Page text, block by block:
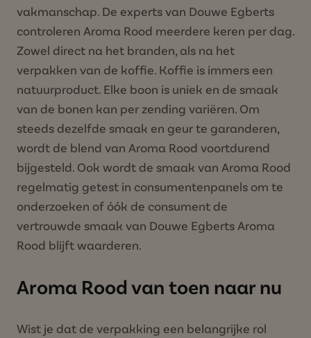
vakmanschap. De experts van Douwe Egberts
controleren Aroma Rood meerdere keren per dag.
Zowel direct na het branden, als na het
verpakken van de koffie. Koffie is immers een
natuurproduct. Elke boon is uniek en de smaak
van de bonen kan per zending variëren. Om
steeds dezelfde smaak en geur te garanderen,
wordt de blend van Aroma Rood voortdurend
bijgesteld. Ook wordt de smaak van Aroma Rood
regelmatig getest in consumentenpanels om te
onderzoeken of óók de consument de
vertrouwde smaak van Douwe Egberts Aroma
Rood blijft waarderen.
Aroma Rood van toen naar nu
Wist je dat de verpakking een belangrijke rol